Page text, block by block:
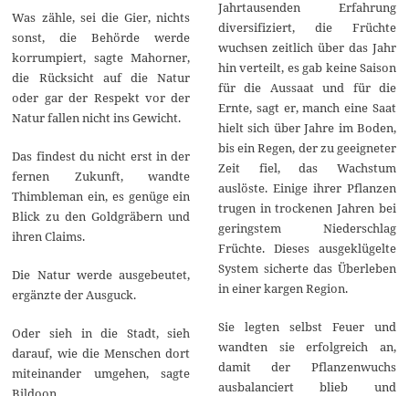
Was zähle, sei die Gier, nichts
sonst, die Behörde werde
korrumpiert, sagte Mahorner,
die Rücksicht auf die Natur
oder gar der Respekt vor der
Natur fallen nicht ins Gewicht.
Das findest du nicht erst in der
fernen Zukunft, wandte
Thimbleman ein, es genüge ein
Blick zu den Goldgräbern und
ihren Claims.
Die Natur werde ausgebeutet,
ergänzte der Ausguck.
Oder sieh in die Stadt, sieh
darauf, wie die Menschen dort
miteinander umgehen, sagte
Jahrtausenden Erfahrung
diversifiziert, die Früchte
wuchsen zeitlich über das Jahr
hin verteilt, es gab keine Saison
für die Aussaat und für die
Ernte, sagt er, manch eine Saat
hielt sich über Jahre im Boden,
bis ein Regen, der zu geeigneter
Zeit fiel, das Wachstum
auslöste. Einige ihrer Pflanzen
trugen in trockenen Jahren bei
geringstem Niederschlag
Früchte. Dieses ausgeklügelte
System sicherte das Überleben
in einer kargen Region.
Sie legten selbst Feuer und
wandten sie erfolgreich an,
damit der Pflanzenwuchs
ausbalanciert blieb und